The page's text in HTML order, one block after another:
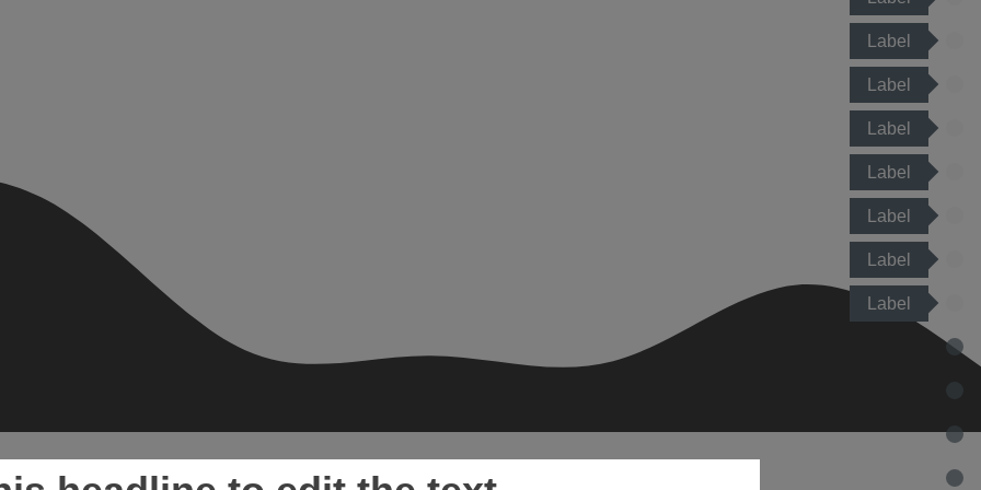
Label
Label
Label
Label
Label
Label
Label